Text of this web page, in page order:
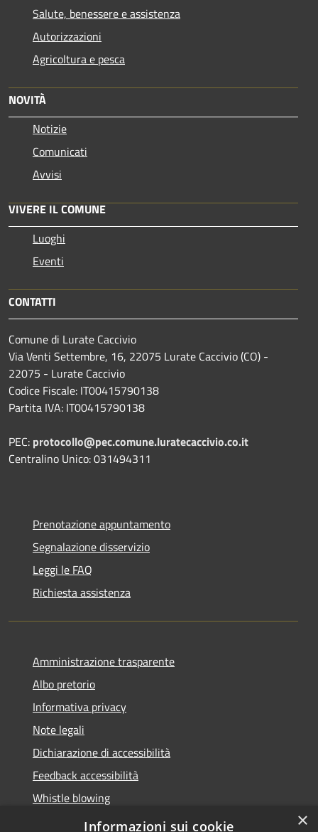
Salute, benessere e assistenza
Autorizzazioni
Agricoltura e pesca
NOVITÀ
Notizie
Comunicati
Avvisi
VIVERE IL COMUNE
Luoghi
Eventi
CONTATTI
Comune di Lurate Caccivio
Via Venti Settembre, 16, 22075 Lurate Caccivio (CO) -
22075 - Lurate Caccivio
Codice Fiscale: IT00415790138
Partita IVA: IT00415790138
PEC: protocollo@pec.comune.luratecaccivio.co.it
Centralino Unico: 031494311
Prenotazione appuntamento
Segnalazione disservizio
Leggi le FAQ
Richiesta assistenza
Amministrazione trasparente
Albo pretorio
Informativa privacy
Note legali
Dichiarazione di accessibilità
Feedback accessibilità
Whistle blowing
Titolare potere sostitutivo
×
Informazioni sui cookie